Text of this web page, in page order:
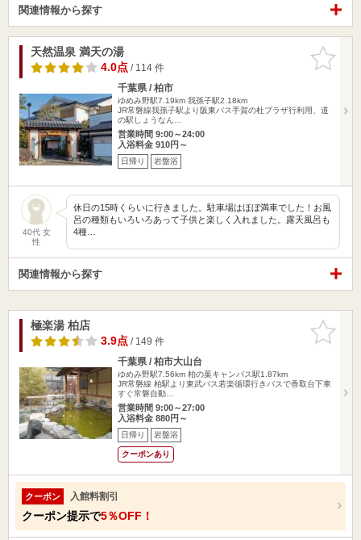
関連情報から探す
お気に入
りに追加
天然温泉 満天の湯
4.0点/ 114 件
千葉県 / 柏市
ゆめみ野駅7.19km 我孫子駅2.18km
JR常磐線我孫子駅より阪東バス手賀の杜プラザ行利用、道
の駅しょうなん…
営業時間 9:00～24:00
入浴料金 910円～
日帰り 岩盤浴
40代 女
性
休日の15時くらいに行きました。駐車場はほぼ満車でした！お風
呂の種類もいろいろあって子供と楽しく入れました。露天風呂も
4種…
関連情報から探す
お気に入
りに追加
極楽湯 柏店
3.9点/ 149 件
千葉県 / 柏市大山台
ゆめみ野駅7.56km 柏の葉キャンパス駅1.87km
JR常磐線 柏駅より東武バス若楽循環行きバスで香取台下車
すぐ常磐自動…
営業時間 9:00～27:00
入浴料金 880円～
日帰り 岩盤浴
クーポンあり
クーポン 入館料割引
クーポン提示で5％OFF！